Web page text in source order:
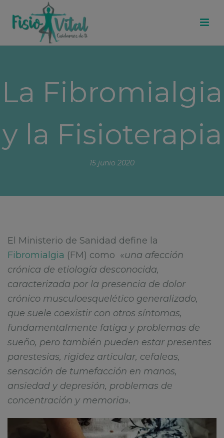
La Fibromialgia
y la Fisioterapia
15 junio 2020
El Ministerio de Sanidad define la
Fibromialgia (FM) como «una afección
crónica de etiología desconocida,
caracterizada por la presencia de dolor
crónico musculoesquelético generalizado,
que suele coexistir con otros síntomas,
fundamentalmente fatiga y problemas de
sueño, pero también pueden estar presentes
parestesias, rigidez articular, cefaleas,
sensación de tumefacción en manos,
ansiedad y depresión, problemas de
concentración y memoria».